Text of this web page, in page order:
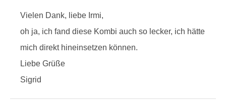
Vielen Dank, liebe Irmi,
oh ja, ich fand diese Kombi auch so lecker, ich hätte
mich direkt hineinsetzen können.
Liebe Grüße
Sigrid